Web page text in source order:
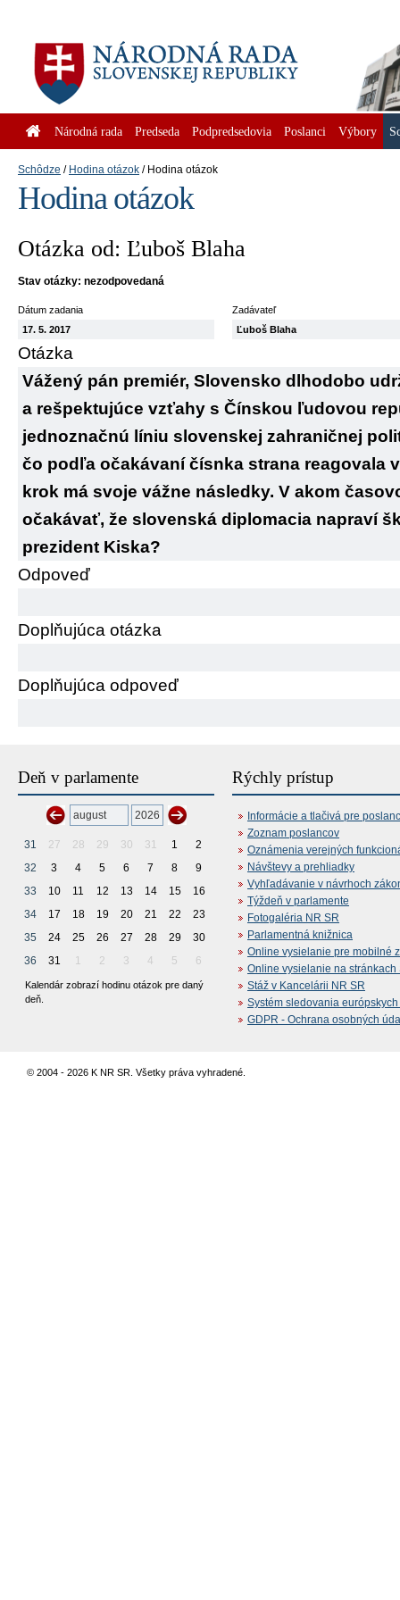
Národná rada Predseda Podpredsedovia Poslanci Výbory
Schôdze Hodina otázok Hodina otázok
Hodina otázok
Otázka od: Ľuboš Blaha
Stav otázky: nezodpovedaná
Dátum zadania
17. 5. 2017
Zadávateľ
Ľuboš Blaha
Otázka
Vážený pán premiér, Slovensko dlhodobo
a rešpektujúce vzťahy s Čínskou ľudovou
jednoznačnú líniu slovenskej zahraničnej
čo podľa očakávaní čísnka strana reagovala
krok má svoje vážne následky. V akom
očakávať, že slovenská diplomacia napraví
prezident Kiska?
Odpoveď
Doplňujúca otázka
Doplňujúca odpoveď
Deň v parlamente
31 27 28 29 30 31 1
2
32
3 4 5 6 7 8
9
33
10 11 12 13 14 15
16
34
17 18 19 20 21 22
23
35
24 25 26 27 28 29
30
36
31 1 2 3 4 5 6
Kalendár zobrazí hodinu otázok pre daný
deň.
Rýchly prístup
Informácie a tlačivá pre
Zoznam poslancov
Oznámenia verejných
Návštevy a prehliadky
Vyhľadávanie v návrhoch
Týždeň v parlamente
Fotogaléria NR SR
Parlamentná knižnica
Online vysielanie pre mobilné
Online vysielanie na stránkach
Stáž v Kancelárii NR SR
Systém sledovania
GDPR - Ochrana osobných
© 2004 - 2026 K NR SR. Všetky práva vyhradené.